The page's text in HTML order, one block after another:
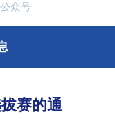
众号
赛的通